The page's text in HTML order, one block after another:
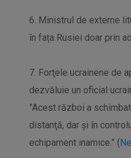
6. Ministrul de externe
în fața Rusiei doar prin
7. Forţele ucrainene de
dezvăluie un oficial
”Acest război a
distanţă, dar şi în
echipament inamice.” (